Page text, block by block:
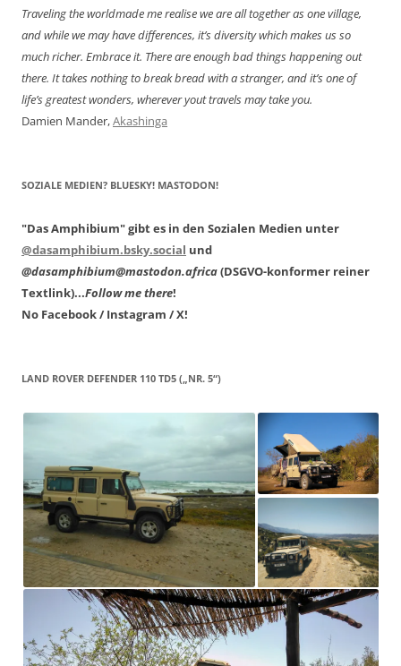
Traveling the worldmade me realise we are all together as one village,
and while we may have differences, it’s diversity which makes us so
much richer. Embrace it. There are enough bad things happening out
there. It takes nothing to break bread with a stranger, and it’s one of
life’s greatest wonders, wherever yout travels may take you.
Damien Mander,Akashinga
SOZIALE MEDIEN? BLUESKY! MASTODON!
"Das Amphibium" gibt es in den Sozialen Medien unter
@dasamphibium.bsky.social und
@dasamphibium@mastodon.africa(DSGVO-konformer reiner
Textlink)...Follow me there!
No Facebook / Instagram / X!
LAND ROVER DEFENDER 110 TD5 („NR. 5“)